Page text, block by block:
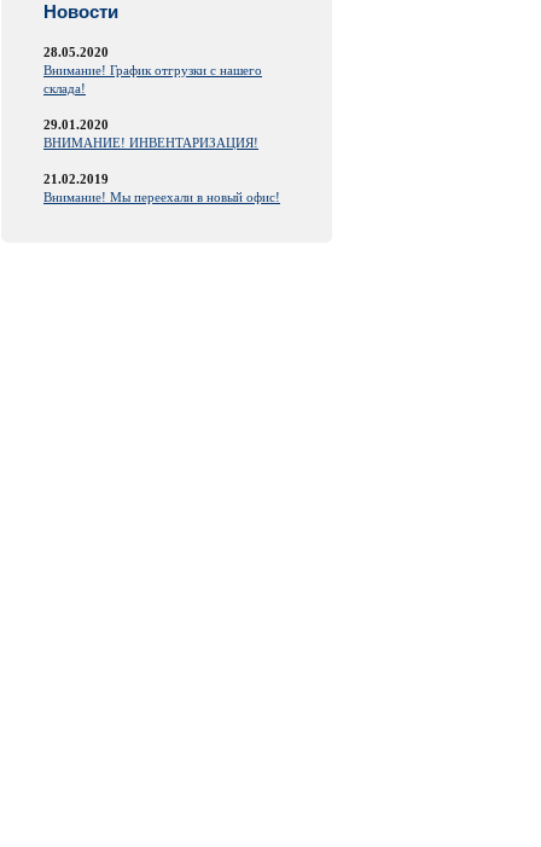
Новости
28.05.2020
Внимание! График отгрузки с нашего
склада!
29.01.2020
ВНИМАНИЕ! ИНВЕНТАРИЗАЦИЯ!
21.02.2019
Внимание! Мы переехали в новый офис!